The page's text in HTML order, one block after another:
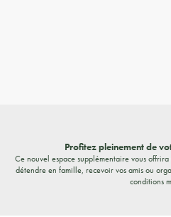
Profitez pleinement de
Ce nouvel espace supplémentaire vous
détendre en famille, recevoir vos amis ou
conditions